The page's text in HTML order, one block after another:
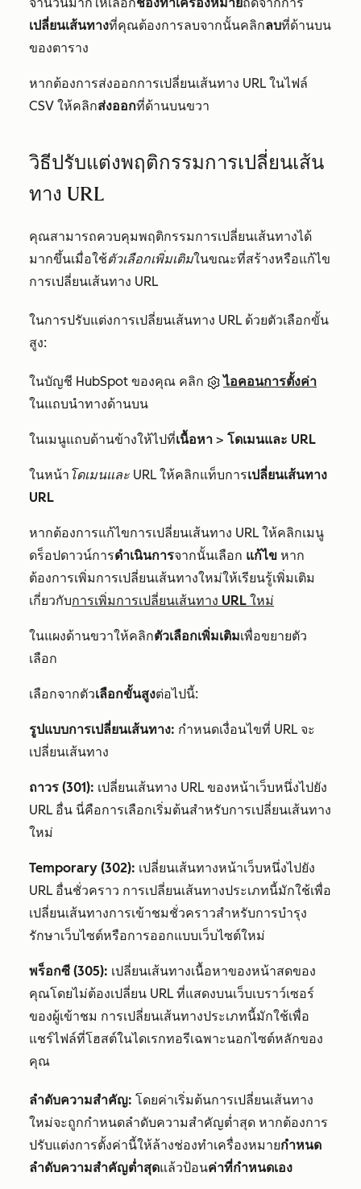
เปลี่ยนเส้นทางที่คุณต้องการลบจากนั้นคลิกลบที่ด้านบน
ของตาราง
หากต้องการส่งออกการเปลี่ยนเส้นทาง URL ในไฟล์
CSV ให้คลิกส่งออกที่ด้านบนขวา
วิธีปรับแต่งพฤติกรรมการเปลี่ยนเส้น
ทาง URL
คุณสามารถควบคุมพฤติกรรมการเปลี่ยนเส้นทางได้
มากขึ้นเมื่อใช้ตัวเลือกเพิ่มเติมในขณะที่สร้างหรือแก้ไข
การเปลี่ยนเส้นทาง URL
ในการปรับแต่งการเปลี่ยนเส้นทาง URL ด้วยตัวเลือกขั้น
สูง:
ในบัญชี HubSpot ของคุณ คลิก
ไอคอนการตั้งค่า
ในแถบนำทางด้านบน
ในเมนูแถบด้านข้างให้ไปที่เนื้อหา > โดเมนและ URL
ในหน้า โดเมนและ URL ให้คลิกแท็บการเปลี่ยนเส้นทาง
URL
หากต้องการแก้ไขการเปลี่ยนเส้นทาง URL ให้คลิกเมนู
ดร็อปดาวน์การดำเนินการจากนั้นเลือก แก้ไข หาก
ต้องการเพิ่มการเปลี่ยนเส้นทางใหม่ให้เรียนรู้เพิ่มเติม
เกี่ยวกับการเพิ่มการเปลี่ยนเส้นทาง URL ใหม่
ในแผงด้านขวาให้คลิกตัวเลือกเพิ่มเติมเพื่อขยายตัว
เลือก
เลือกจากตัวเลือกขั้นสูงต่อไปนี้:
รูปแบบการเปลี่ยนเส้นทาง: กำหนดเงื่อนไขที่ URL จะ
เปลี่ยนเส้นทาง
ถาวร (301): เปลี่ยนเส้นทาง URL ของหน้าเว็บหนึ่งไปยัง
URL อื่น นี่คือการเลือกเริ่มต้นสำหรับการเปลี่ยนเส้นทาง
ใหม่
Temporary (302): เปลี่ยนเส้นทางหน้าเว็บหนึ่งไปยัง
URL อื่นชั่วคราว การเปลี่ยนเส้นทางประเภทนี้มักใช้เพื่อ
เปลี่ยนเส้นทางการเข้าชมชั่วคราวสำหรับการบำรุง
รักษาเว็บไซต์หรือการออกแบบเว็บไซต์ใหม่
พร็อกซี (305): เปลี่ยนเส้นทางเนื้อหาของหน้าสดของ
คุณโดยไม่ต้องเปลี่ยน URL ที่แสดงบนเว็บเบราว์เซอร์
ของผู้เข้าชม การเปลี่ยนเส้นทางประเภทนี้มักใช้เพื่อ
แชร์ไฟล์ที่โฮสต์ในไดเรกทอรีเฉพาะนอกไซต์หลักของ
คุณ
ลำดับความสำคัญ: โดยค่าเริ่มต้นการเปลี่ยนเส้นทาง
ใหม่จะถูกกำหนดลำดับความสำคัญต่ำสุด หากต้องการ
ปรับแต่งการตั้งค่านี้ให้ล้างช่องทำเครื่องหมายกำหนด
ลำดับความสำคัญต่ำสุดแล้วป้อนค่าที่กำหนดเอง